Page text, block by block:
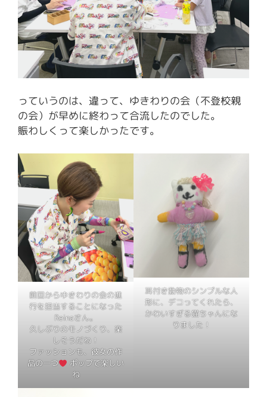
っていうのは、違って、ゆきわりの会（不登校親
の会）が早めに終わって合流したのでした。
賑わしくって楽しかったです。
前回からゆきわりの会の進
行を担当することになった
Reinaさん。
久しぶりのモノづくり、楽
しそうだね！
ファッションも、彼女の作
品の一つ
ポップで楽しい
ね
耳付き動物のシンプルな人
形に、デコってくれたら、
かわいすぎる猫ちゃんにな
りました！